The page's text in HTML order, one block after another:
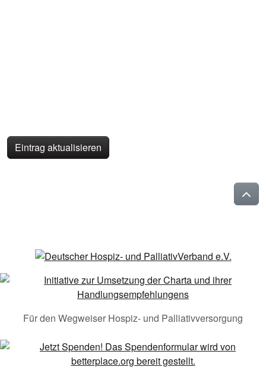
Eintrag aktualisieren
Für den Wegweiser Hospiz- und Palliativversorgung